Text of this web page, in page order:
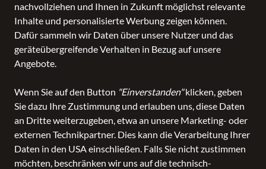
nachvollziehen und Ihnen in Zukunft möglichst relevante
Inhalte und personalisierte Werbung zeigen können.
Dafür sammeln wir Daten über unsere Nutzer und das
geräteübergreifende Verhalten in Bezug auf unsere
Angebote.
Wenn Sie auf den Button "Einverstanden"klicken, geben
Sie dazu Ihre Zustimmung und erlauben uns, diese Daten
an Dritte weiterzugeben, etwa an unsere Marketing- oder
externen Technikpartner. Dies kann die Verarbeitung Ihrer
Daten in den USA einschließen. Falls Sie nicht zustimmen
möchten, beschränken wir uns auf die technisch-
Anbieter in Lederwaren Wischert